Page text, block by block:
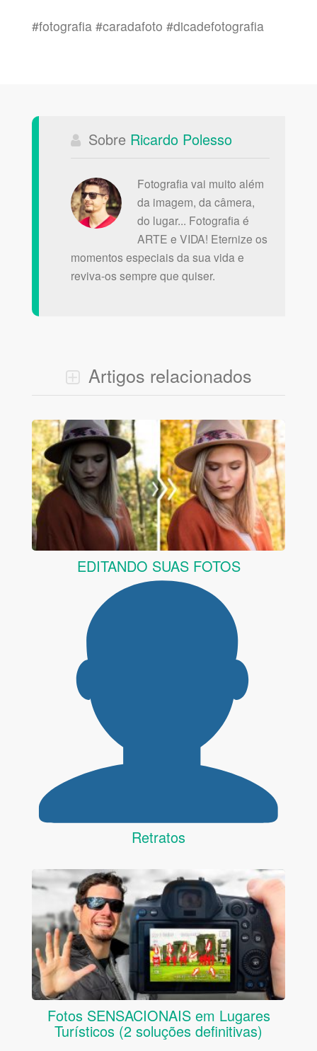
#fotografia #caradafoto #dicadefotografia
Sobre Ricardo Polesso
Fotografia vai muito além
da imagem, da câmera,
do lugar... Fotografia é
ARTE e VIDA! Eternize os
momentos especiais da sua vida e
reviva-os sempre que quiser.
Artigos relacionados
EDITANDO SUAS FOTOS
Retratos
Fotos SENSACIONAIS em Lugares
Turísticos (2 soluções definitivas)